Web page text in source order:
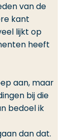
van de
kant
lijkt op
heeft
aan, maar
bij die
bedoel ik
dan dat.